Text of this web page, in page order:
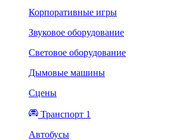
Корпоративные игры
Звуковое оборудование
Световое оборудование
Дымовые машины
Сцены
Транспорт 1
Автобусы